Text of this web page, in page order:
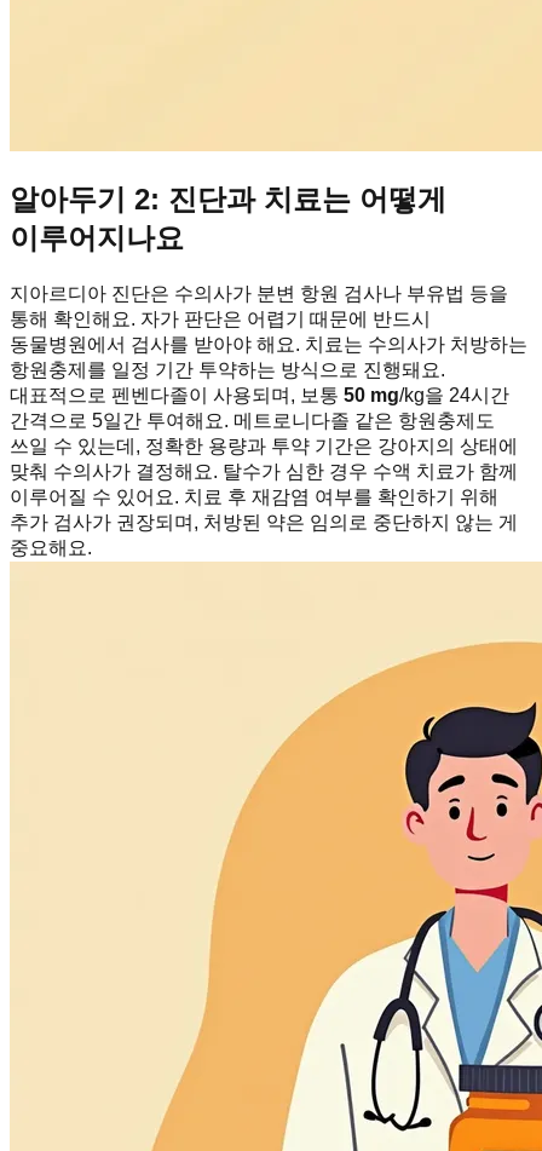
알아두기 2: 진단과 치료는 어떻게
이루어지나요
지아르디아 진단은 수의사가 분변 항원 검사나 부유법 등을
통해 확인해요. 자가 판단은 어렵기 때문에 반드시
동물병원에서 검사를 받아야 해요. 치료는 수의사가 처방하는
항원충제를 일정 기간 투약하는 방식으로 진행돼요.
대표적으로 펜벤다졸이 사용되며, 보통 50 mg/kg을 24시간
간격으로 5일간 투여해요. 메트로니다졸 같은 항원충제도
쓰일 수 있는데, 정확한 용량과 투약 기간은 강아지의 상태에
맞춰 수의사가 결정해요. 탈수가 심한 경우 수액 치료가 함께
이루어질 수 있어요. 치료 후 재감염 여부를 확인하기 위해
추가 검사가 권장되며, 처방된 약은 임의로 중단하지 않는 게
중요해요.